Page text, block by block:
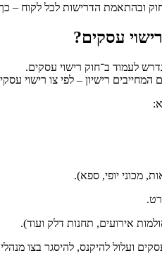
ובהתאמת הדרישות לכל לקוח –
עסקים?
לעמוד ב־חוק רישוי עסקים.
רישיון – לפי צו רישוי
מכוני יופי, ספא).
אירועים, תחנות דלק ועוד).
ועלול להיקנס, להיסגר בצו